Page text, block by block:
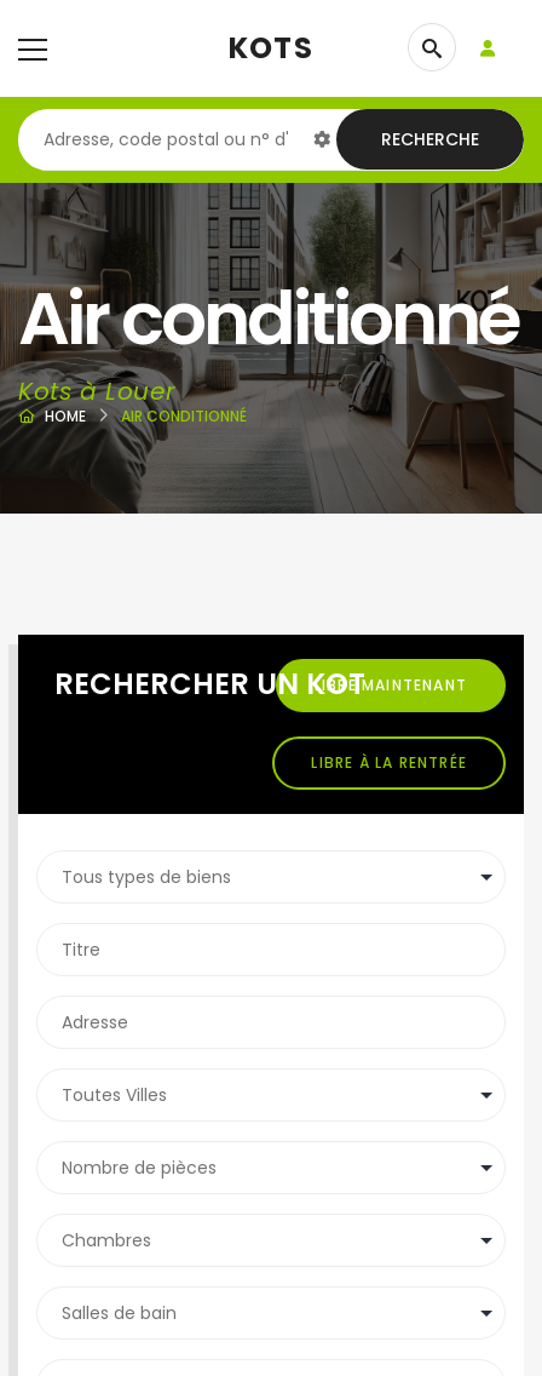
KOTS
RECHERCHE
Air conditionné
Kots à Louer
HOME AIR CONDITIONNÉ
RECHERCHER UN KOTLIBRE MAINTENANT
LIBRE À LA RENTRÉE